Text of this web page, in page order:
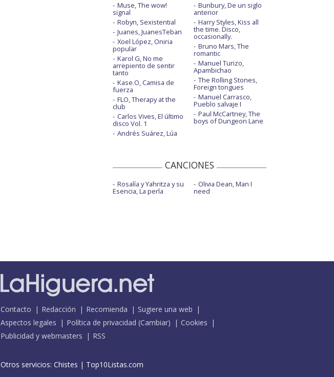
Muse, The wow!
signal
Robyn, Sexistential
Juanes, JuanesTeban
Xoel López, Oniria
popular
Karol G, No me
arrepiento de sentir
tanto
Kase.O, Camisa de
fuerza
FLO, Therapy at the
club
Carlos Vives, El último
disco Vol. 1
Andrés Suárez, Lúa
Bunbury, De un siglo
anterior
Harry Styles, Kiss all
the time. Disco,
occasionally.
Bruno Mars, The
romantic
Manuel Turizo,
Apambichao
The Rolling Stones,
Foreign tongues
Manuel Carrasco,
Pueblo salvaje I
Paul McCartney, The
boys of Dungeon Lane
CANCIONES
Rosalía y Yahritza y su
Esencia, La perla
Olivia Dean, Man I
need
Contacto Redacción Recomienda
Sugiere una web
Aspectos legales
Política de privacidad (Cambiar)
Cookies
Publicidad y webmasters
RSS
Otros servicios: Chistes | Top10Listas.com